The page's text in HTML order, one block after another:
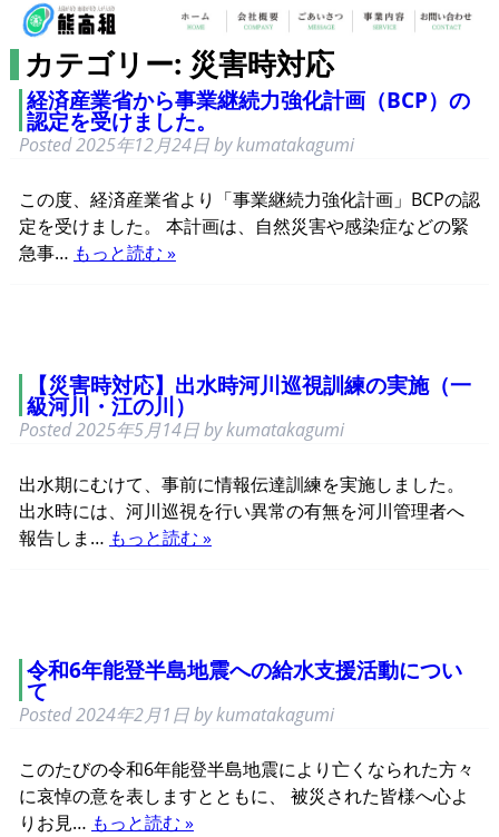
カテゴリー: 災害時対応
経済産業省から事業継続力強化計画（BCP）の
認定を受けました。
Posted2025年12月24日bykumatakagumi
この度、経済産業省より「事業継続力強化計画」BCPの認
定を受けました。 本計画は、自然災害や感染症などの緊
急事… もっと読む »
【災害時対応】出水時河川巡視訓練の実施（一
級河川・江の川）
Posted2025年5月14日bykumatakagumi
出水期にむけて、事前に情報伝達訓練を実施しました。
出水時には、河川巡視を行い異常の有無を河川管理者へ
報告しま… もっと読む »
令和6年能登半島地震への給水支援活動につい
て
Posted2024年2月1日bykumatakagumi
このたびの令和6年能登半島地震により亡くなられた方々
に哀悼の意を表しますとともに、 被災された皆様へ心よ
りお見… もっと読む »